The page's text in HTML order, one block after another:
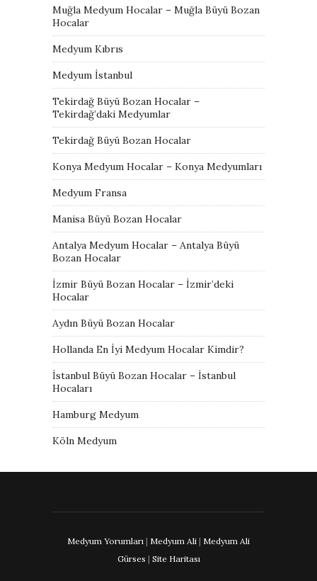
Muğla Medyum Hocalar – Muğla Büyü Bozan
Hocalar
Medyum Kıbrıs
Medyum İstanbul
Tekirdağ Büyü Bozan Hocalar –
Tekirdağ’daki Medyumlar
Tekirdağ Büyü Bozan Hocalar
Konya Medyum Hocalar – Konya Medyumları
Medyum Fransa
Manisa Büyü Bozan Hocalar
Antalya Medyum Hocalar – Antalya Büyü
Bozan Hocalar
İzmir Büyü Bozan Hocalar – İzmir’deki
Hocalar
Aydın Büyü Bozan Hocalar
Hollanda En İyi Medyum Hocalar Kimdir?
İstanbul Büyü Bozan Hocalar – İstanbul
Hocaları
Hamburg Medyum
Köln Medyum
Medyum Yorumları | Medyum Ali | Medyum Ali
Gürses | Site Haritası